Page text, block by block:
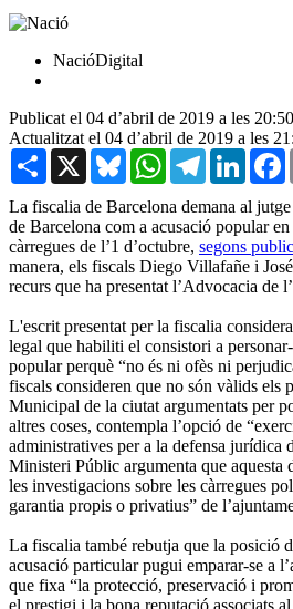
NacióDigital
Publicat el 04 d’abril de 2019 a les 20:50
Actualitzat el 04 d’abril de 2019 a les
Share X BlueskyWhatsAppTelegram
La fiscalia de Barcelona demana al
de Barcelona com a acusació popular
càrregues de l’1 d’octubre, segons
manera, els fiscals Diego Villafañe i
recurs que ha presentat l’Advocacia de
L'escrit presentat per la fiscalia
legal que habiliti el consistori a
popular perquè “no és ni ofès ni
fiscals consideren que no són vàlids els
Municipal de la ciutat argumentats per
altres coses, contempla l’opció de
administratives per a la defensa jurídica
Ministeri Públic argumenta que aquesta
les investigacions sobre les càrregues
garantia propis o privatius” de
La fiscalia també rebutja que la posició
acusació particular pugui emparar-se a
que fixa “la protecció, preservació i
el prestigi i la bona reputació associats